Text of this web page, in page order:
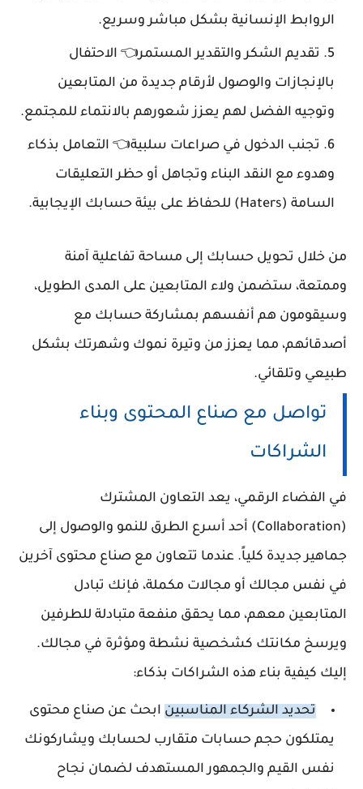
الروابط الإنسانية بشكل مباشر وسريع.
تقديم الشكر والتقدير المستمر👈 الاحتفال
بالإنجازات والوصول لأرقام جديدة من المتابعين
وتوجيه الفضل لهم يعزز شعورهم بالانتماء للمجتمع.
تجنب الدخول في صراعات سلبية👈 التعامل بذكاء
وهدوء مع النقد البناء وتجاهل أو حظر التعليقات
السامة (Haters) للحفاظ على بيئة حسابك الإيجابية.
من خلال تحويل حسابك إلى مساحة تفاعلية آمنة
وممتعة، ستضمن ولاء المتابعين على المدى الطويل،
وسيقومون هم أنفسهم بمشاركة حسابك مع
أصدقائهم، مما يعزز من وتيرة نموك وشهرتك بشكل
طبيعي وتلقائي.
تواصل مع صناع المحتوى وبناء
الشراكات
في الفضاء الرقمي، يعد التعاون المشترك
(Collaboration) أحد أسرع الطرق للنمو والوصول إلى
جماهير جديدة كلياً. عندما تتعاون مع صناع محتوى آخرين
في نفس مجالك أو مجالات مكملة، فإنك تبادل
المتابعين معهم، مما يحقق منفعة متبادلة للطرفين
ويرسخ مكانتك كشخصية نشطة ومؤثرة في مجالك.
إليك كيفية بناء هذه الشراكات بذكاء:
تحديد الشركاء المناسبين ابحث عن صناع محتوى
يمتلكون حجم حسابات متقارب لحسابك ويشاركونك
نفس القيم والجمهور المستهدف لضمان نجاح